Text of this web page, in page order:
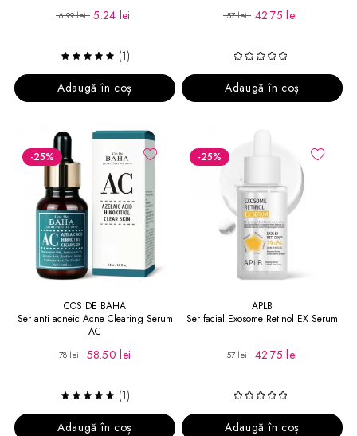
6.99 lei 5.24 lei
(1)
Adaugă în coș
57 lei 42.75 lei
Adaugă în coș
-25%
COS DE BAHA
Ser anti acneic Acne Clearing Serum
AC
78 lei 58.50 lei
(1)
Adaugă în coș
-25%
APLB
Ser facial Exosome Retinol EX Serum
57 lei 42.75 lei
Adaugă în coș